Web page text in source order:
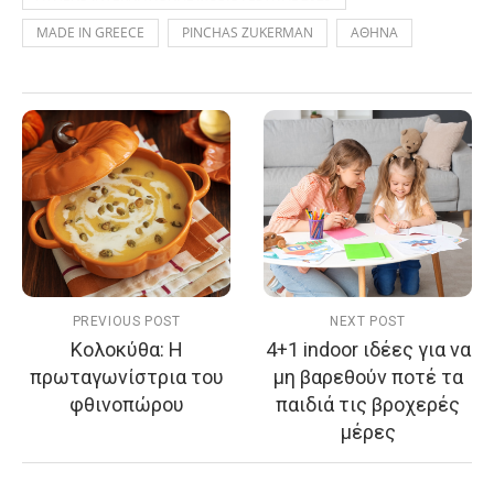
MADE IN GREECE
PINCHAS ZUKERMAN ΑΘΗΝΑ
PREVIOUS POST
Κολοκύθα: Η
πρωταγωνίστρια του
φθινοπώρου
NEXT POST
4+1 indoor ιδέες για να
μη βαρεθούν ποτέ τα
παιδιά τις βροχερές
μέρες